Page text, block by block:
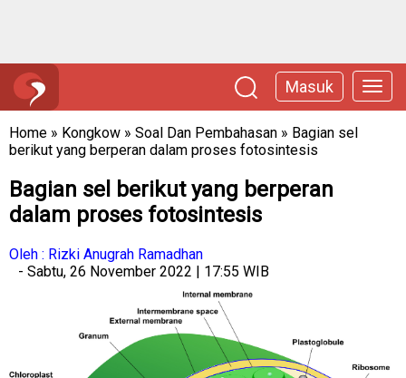
Masuk
Home » Kongkow » Soal Dan Pembahasan » Bagian sel
berikut yang berperan dalam proses fotosintesis
Bagian sel berikut yang berperan
dalam proses fotosintesis
Oleh : Rizki Anugrah Ramadhan
- Sabtu, 26 November 2022 | 17:55 WIB